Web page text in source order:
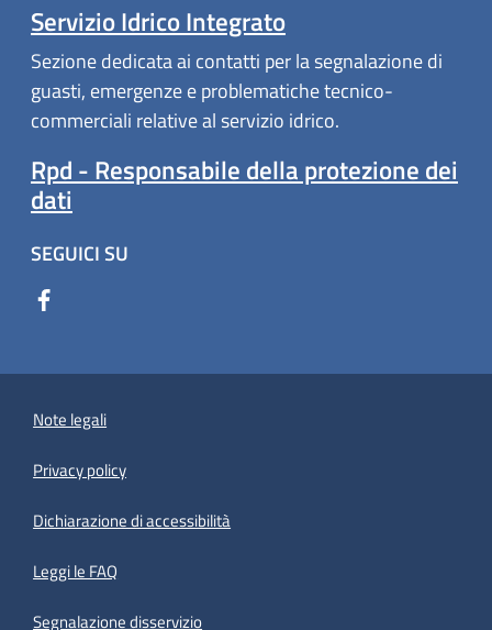
Servizio Idrico Integrato
Sezione dedicata ai contatti per la segnalazione di
guasti, emergenze e problematiche tecnico-
commerciali relative al servizio idrico.
Rpd - Responsabile della protezione dei
dati
SEGUICI SU
Note legali
Privacy policy
Dichiarazione di accessibilità
Leggi le FAQ
Segnalazione disservizio